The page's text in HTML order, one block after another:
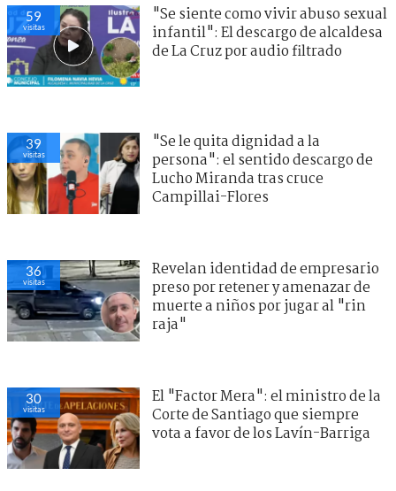
59
visitas
"Se siente como vivir abuso sexual
infantil": El descargo de alcaldesa
de La Cruz por audio filtrado
39
visitas
"Se le quita dignidad a la
persona": el sentido descargo de
Lucho Miranda tras cruce
Campillai-Flores
36
visitas
Revelan identidad de empresario
preso por retener y amenazar de
muerte a niños por jugar al "rin
raja"
30
visitas
El "Factor Mera": el ministro de la
Corte de Santiago que siempre
vota a favor de los Lavín-Barriga